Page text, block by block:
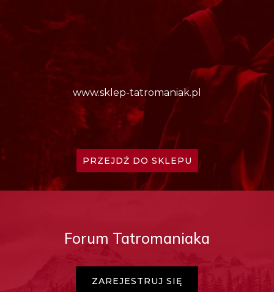
www.sklep-tatromaniak.pl
PRZEJDŹ DO SKLEPU
Forum Tatromaniaka
ZAREJESTRUJ SIĘ